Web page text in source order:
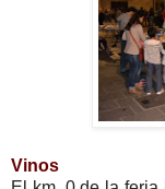
Vinos